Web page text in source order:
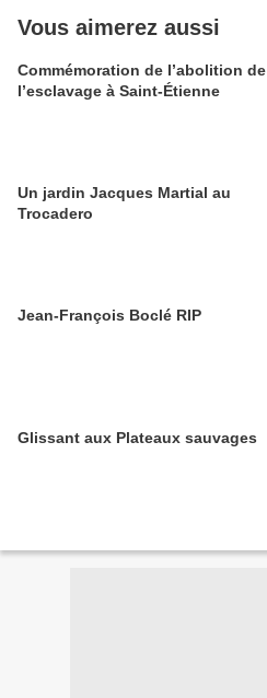
Vous aimerez aussi
Commémoration de l’abolition de
l’esclavage à Saint-Étienne
Un jardin Jacques Martial au
Trocadero
Jean-François Boclé RIP
Glissant aux Plateaux sauvages